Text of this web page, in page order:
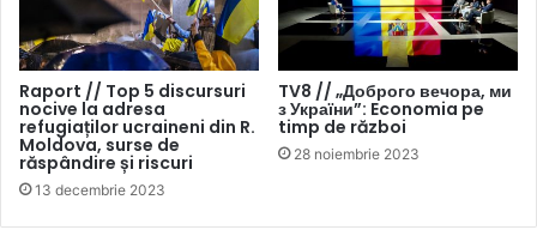
Raport // Top 5 discursuri
nocive la adresa
refugiaților ucraineni din R.
Moldova, surse de
răspândire și riscuri
13 decembrie 2023
TV8 // „Доброго вечора, ми
з України”: Economia pe
timp de război
28 noiembrie 2023